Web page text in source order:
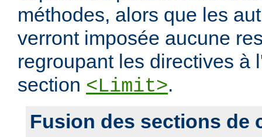
méthodes, alors que les
verront imposée aucune
regroupant les directives à
section <Limit>.
Fusion des sections de